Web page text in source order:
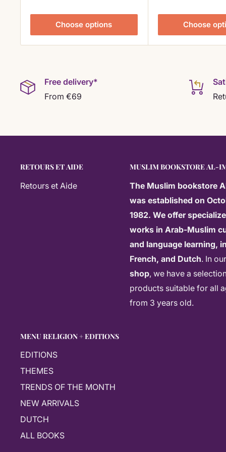
Le Coran Tajwid de Dar Al-Maarifa utilise un
coloréqui permet d'appliquer 28 règles de tajwid
: pour la nasalisation (
Espaces de pause optionnels: facilitent les
Signification des mots en marge: pour une
: accédez instantanément à la
téléphone, écoutez la récitation par différents
détaillées des versets, répétez pour la
Fiche technique
Couverture
ISBN
Pourquoi choisir ce Coran ?
Choose options Choose
Free delivery*
From €69
RETOURS ET AIDE
Retours et Aide
MUSLIM BOOKSTORE AL-
The Muslim bookstore
was established on
1982. We offer
works in Arab-Muslim
and language learning,
French, and Dutch. In our
shop, we have a
products suitable for all
from 3 years old.
MENU RELIGION + EDITIONS
EDITIONS
THEMES
TRENDS OF THE MONTH
NEW ARRIVALS
DUTCH
ALL BOOKS